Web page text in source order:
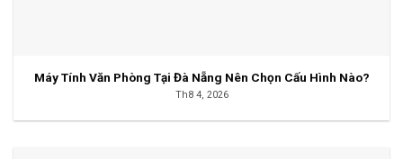
Máy Tính Văn Phòng Tại Đà Nẵng Nên Chọn Cấu Hình Nào?
Th8 4, 2026